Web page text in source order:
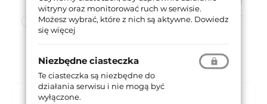
klamki obiektowe, blokady WC,
szyldy drzwiowe oraz trzpienie
Katalogi
witryny oraz monitorować ruch w serwisie.
Możesz wybrać, które z nich są aktywne. Dowiedz
się więcej
Niezbędne ciasteczka
Te ciasteczka są niezbędne do
działania serwisu i nie mogą być
wyłączone.